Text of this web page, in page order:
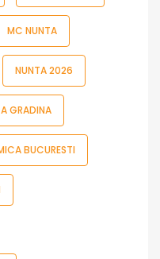
MC NUNTA
NUNTA 2026
GRADINA
BUCURESTI